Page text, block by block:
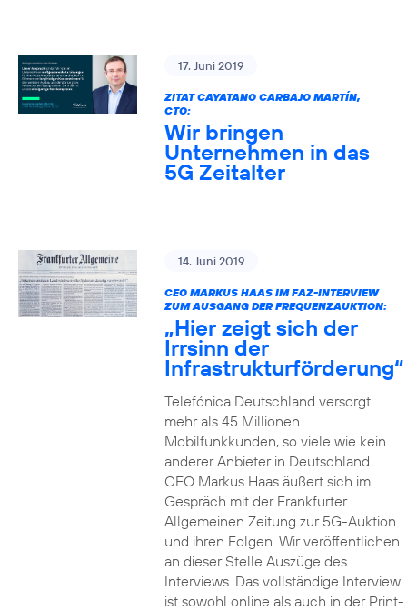
17. Juni 2019
ZITAT CAYATANO CARBAJO MARTÍN,
CTO:
Wir bringen
Unternehmen in das
5G Zeitalter
14. Juni 2019
CEO MARKUS HAAS IM FAZ-INTERVIEW
ZUM AUSGANG DER FREQUENZAUKTION:
„Hier zeigt sich der
Irrsinn der
Infrastrukturförderung“
Telefónica Deutschland versorgt
mehr als 45 Millionen
Mobilfunkkunden, so viele wie kein
anderer Anbieter in Deutschland.
CEO Markus Haas äußert sich im
Gespräch mit der Frankfurter
Allgemeinen Zeitung zur 5G-Auktion
und ihren Folgen. Wir veröffentlichen
an dieser Stelle Auszüge des
Interviews. Das vollständige Interview
ist sowohl online als auch in der Print-